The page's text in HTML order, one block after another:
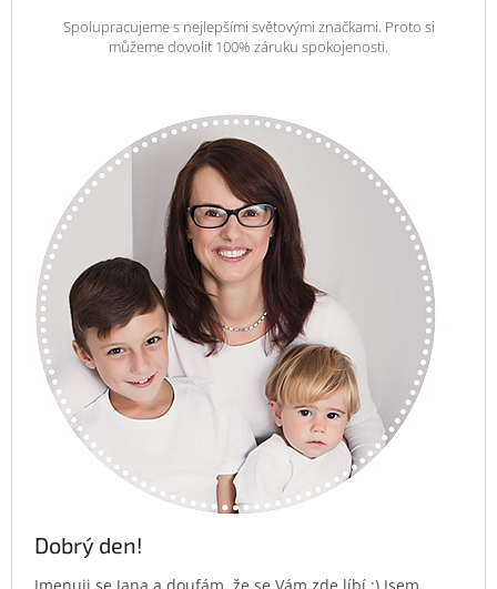
Spolupracujeme s nejlepšími světovými značkami. Proto si
můžeme dovolit 100% záruku spokojenosti.
Dobrý den!